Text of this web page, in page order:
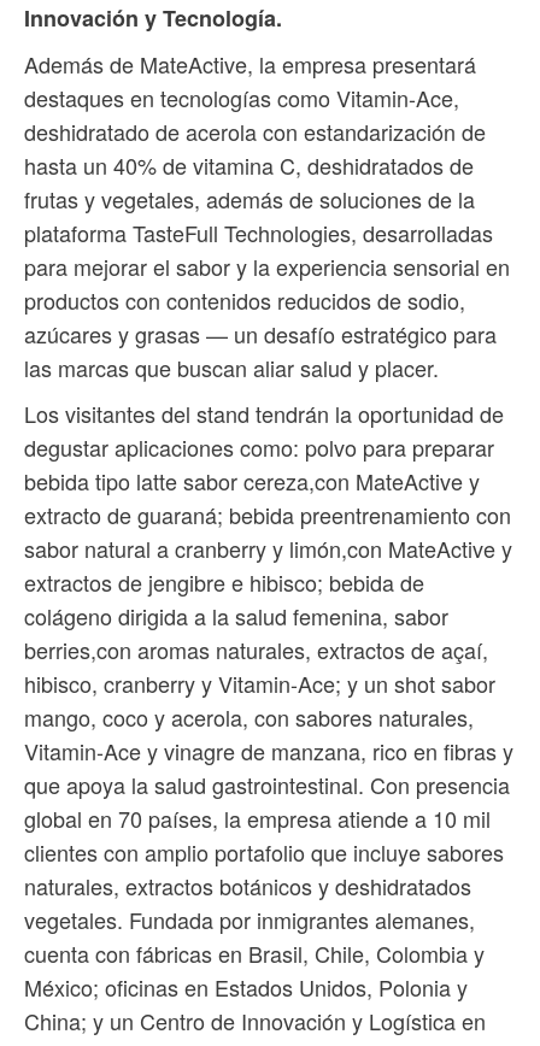
Innovación y Tecnología.
Además de MateActive, la empresa presentará
destaques en tecnologías como Vitamin-Ace,
deshidratado de acerola con estandarización de
hasta un 40% de vitamina C, deshidratados de
frutas y vegetales, además de soluciones de la
plataforma TasteFull Technologies, desarrolladas
para mejorar el sabor y la experiencia sensorial en
productos con contenidos reducidos de sodio,
azúcares y grasas — un desafío estratégico para
las marcas que buscan aliar salud y placer.
Los visitantes del stand tendrán la oportunidad de
degustar aplicaciones como: polvo para preparar
bebida tipo latte sabor cereza,con MateActive y
extracto de guaraná; bebida preentrenamiento con
sabor natural a cranberry y limón,con MateActive y
extractos de jengibre e hibisco; bebida de
colágeno dirigida a la salud femenina, sabor
berries,con aromas naturales, extractos de açaí,
hibisco, cranberry y Vitamin-Ace; y un shot sabor
mango, coco y acerola, con sabores naturales,
Vitamin-Ace y vinagre de manzana, rico en fibras y
que apoya la salud gastrointestinal. Con presencia
global en 70 países, la empresa atiende a 10 mil
clientes con amplio portafolio que incluye sabores
naturales, extractos botánicos y deshidratados
vegetales. Fundada por inmigrantes alemanes,
cuenta con fábricas en Brasil, Chile, Colombia y
México; oficinas en Estados Unidos, Polonia y
China; y un Centro de Innovación y Logística en